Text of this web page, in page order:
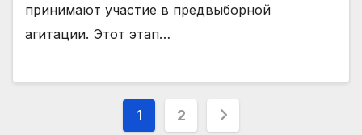
принимают участие в предвыборной
агитации. Этот этап…
Навигация
1 2